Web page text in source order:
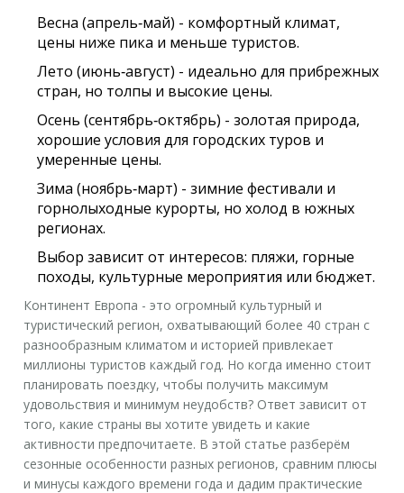
Весна (апрель‑май) - комфортный климат,
цены ниже пика и меньше туристов.
Лето (июнь‑август) - идеально для прибрежных
стран, но толпы и высокие цены.
Осень (сентябрь‑октябрь) - золотая природа,
хорошие условия для городских туров и
умеренные цены.
Зима (ноябрь‑март) - зимние фестивали и
горнолыходные курорты, но холод в южных
регионах.
Выбор зависит от интересов: пляжи, горные
походы, культурные мероприятия или бюджет.
Континент Европа -это огромный культурный и
туристический регион, охватывающий более 40 стран с
разнообразным климатом и историей привлекает
миллионы туристов каждый год. Но когда именно стоит
планировать поездку, чтобы получить максимум
удовольствия и минимум неудобств? Ответ зависит от
того, какие страны вы хотите увидеть и какие
активности предпочитаете. В этой статье разберём
сезонные особенности разных регионов, сравним плюсы
и минусы каждого времени года и дадим практические